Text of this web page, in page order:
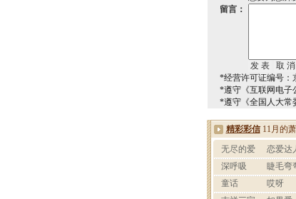
留言：
*经营许可证编号：
*遵守《互联网电子
*遵守《全国人大常